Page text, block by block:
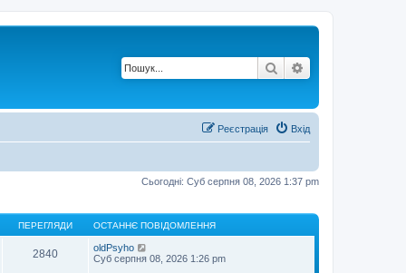
Пошук
Вхід
Реєстрація
Сьогодні: Суб серпня 08, 2026 1:37 pm
ПЕРЕГЛЯДИ ОСТАННЄ ПОВІДОМЛЕННЯ
2840
oldPsyho
Суб серпня 08, 2026 1:26 pm